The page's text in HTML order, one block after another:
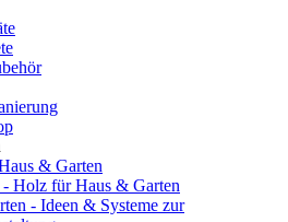
& Garten
- Holz für Haus & Garten
- Ideen & Systeme zur